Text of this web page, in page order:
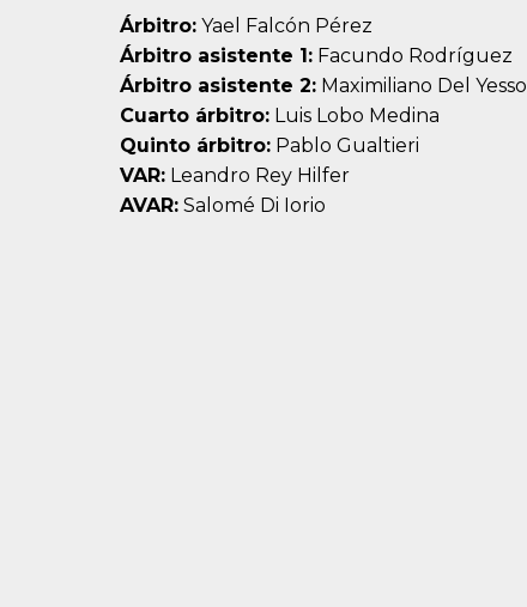
Árbitro: Yael Falcón Pérez
Árbitro asistente 1: Facundo Rodríguez
Árbitro asistente 2: Maximiliano Del Yesso
Cuarto árbitro: Luis Lobo Medina
Quinto árbitro: Pablo Gualtieri
VAR: Leandro Rey Hilfer
AVAR: Salomé Di Iorio